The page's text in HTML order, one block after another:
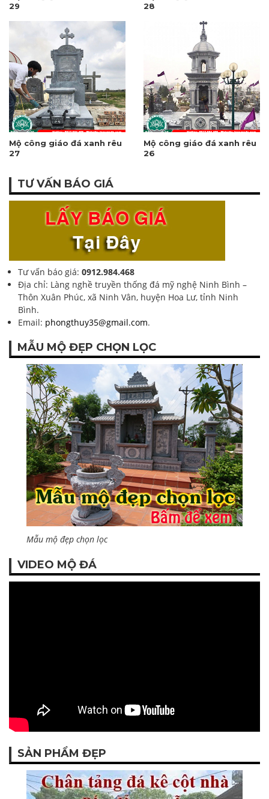
29
28
Mộ công giáo đá xanh rêu
27
Mộ công giáo đá xanh rêu
26
TƯ VẤN BÁO GIÁ
Tư vấn báo giá: 0912.984.468
Địa chỉ: Làng nghề truyền thống đá mỹ nghệ Ninh Bình –
Thôn Xuân Phúc, xã Ninh Vân, huyện Hoa Lư, tỉnh Ninh
Bình.
Email: phongthuy35@gmail.com.
MẪU MỘ ĐẸP CHỌN LỌC
Mẫu mộ đẹp chọn lọc
VIDEO MỘ ĐÁ
SẢN PHẨM ĐẸP